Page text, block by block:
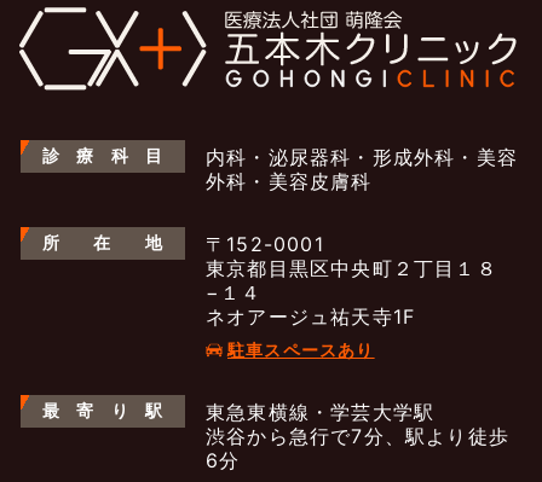
診 療 科 目
内科・泌尿器科・形成外科・美容
外科・美容皮膚科
所 在 地
〒152-0001
東京都目黒区中央町２丁目１８
−１４
ネオアージュ祐天寺1F
駐車スペースあり
最 寄 り 駅
東急東横線・学芸大学駅
渋谷から急行で7分、駅より徒歩
6分